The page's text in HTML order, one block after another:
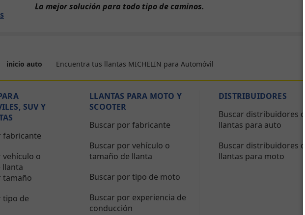
La mejor solución para todo tipo de caminos.
inicio auto Encuentra tus llantas MICHELIN para Automóvil
SUV Y
fabricante
vehículo o
llanta
tamaño
tipo de
LLANTAS PARA MOTO Y
SCOOTER
Buscar por fabricante
Buscar por vehículo o
tamaño de llanta
Buscar por tipo de moto
Buscar por experiencia de
conducción
DISTRIBUIDORES
Buscar distribuidores de
llantas para auto
Buscar distribuidores de
llantas para moto